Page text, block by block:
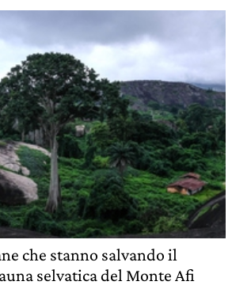
che stanno salvando il
selvatica del Monte Afi